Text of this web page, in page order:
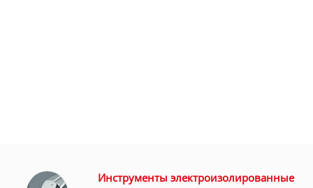
Инструменты электроизолированные